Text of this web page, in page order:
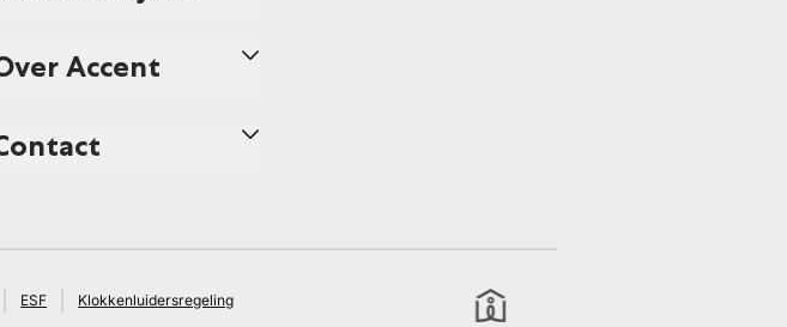
Accent
ESF
Klokkenluidersregeling